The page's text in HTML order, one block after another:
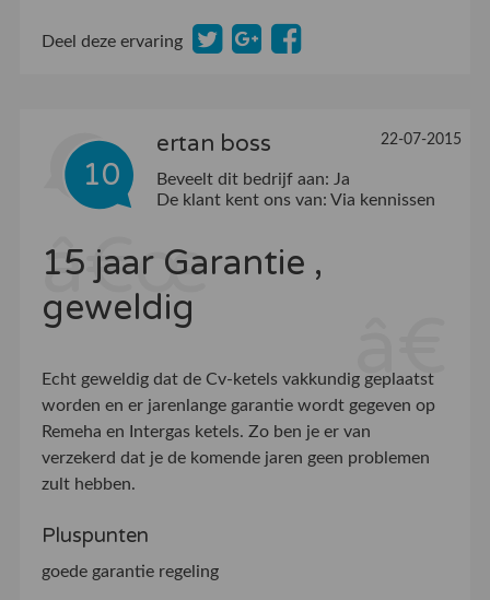
Deel deze ervaring
10
ertan boss 22-07-2015
Beveelt dit bedrijf aan: Ja
De klant kent ons van: Via kennissen
15 jaar Garantie ,
geweldig
Echt geweldig dat de Cv-ketels vakkundig geplaatst
worden en er jarenlange garantie wordt gegeven op
Remeha en Intergas ketels. Zo ben je er van
verzekerd dat je de komende jaren geen problemen
zult hebben.
Pluspunten
goede garantie regeling